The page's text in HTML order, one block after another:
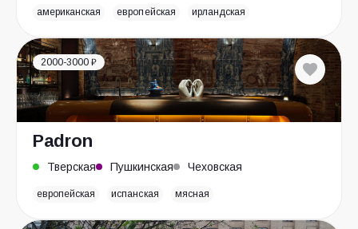
американская европейская ирландская
2000-3000 ₽
Padron
Тверская Пушкинская Чеховская
европейская испанская мясная